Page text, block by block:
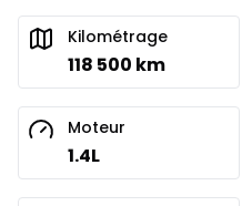
Kilométrage
118 500 km
Moteur
1.4L